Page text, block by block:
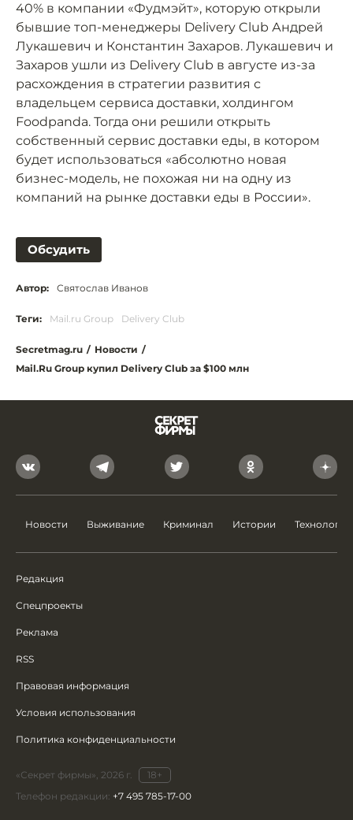
40% в компании «Фудмэйт», которую открыли
бывшие топ-менеджеры Delivery Club Андрей
Лукашевич и Константин Захаров. Лукашевич и
Захаров ушли из Delivery Club в августе из-за
расхождения в стратегии развития с
владельцем сервиса доставки, холдингом
Foodpanda. Тогда они решили открыть
собственный сервис доставки еды, в котором
будет использоваться «абсолютно новая
бизнес-модель, не похожая ни на одну из
компаний на рынке доставки еды в России».
Обсудить
Автор: Святослав Иванов
Теги: Mail.ru Group Delivery Club
Secretmag.ru / Новости /
Mail.Ru Group купил Delivery Club за $100 млн
Новости Выживание Криминал Истории Технологии
Редакция
Спецпроекты
Реклама
RSS
Правовая информация
Условия использования
Политика конфиденциальности
«Секрет фирмы», 2026 г.
18+
Телефон редакции: +7 495 785-17-00